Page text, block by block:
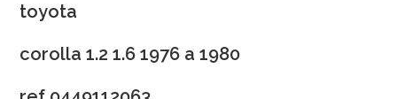
toyota
corolla 1.2 1.6 1976 a 1980